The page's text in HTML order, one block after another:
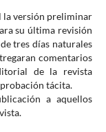
la versión preliminar
su última revisión
tres días naturales
comentarios
de la revista
tácita.
a aquellos